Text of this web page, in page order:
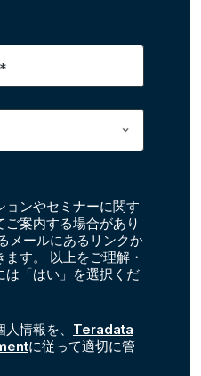
ョンやセミナーに関す
案内する場合があり
メールにあるリンクか
す。 以上をご理解・
は「はい」を選択くだ
情報を、 Teradata
に従って適切に管